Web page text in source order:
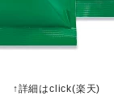
↑詳細はclick(楽天)